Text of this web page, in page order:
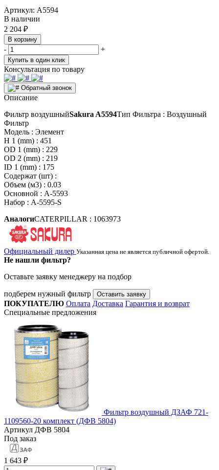
Артикул: A5594
В наличии
2 204 ₽
В корзину
- +
Купить в один клик
Консультация по товару
Обратный звонок
Описание
Фильтр воздушныйSakura A5594Тип Фильтра : Воздушный
Фильтр
Модель : Элемент
H 1 (mm) : 451
OD 1 (mm) : 229
OD 2 (mm) : 219
ID 1 (mm) : 175
Содержат (шт) :
Объем (м3) : 0.03
Основной : A-5593
Набор : A-5595-S
АналогиCATERPILLAR : 1063973
Официальный дилер Указанная цена не является публичной офертой.
Не нашли фильтр?
Оставьте заявку менеджеру на подбор
подберем нужный фильтр Оставить заявку
ПОКУПАТЕЛЮ Оплата Доставка Гарантия и возврат
Специальные предложения
Фильтр воздушный ДЗАФ 721-
1109560-20 комплект (ДФВ 5804)
Артикул ДФВ 5804
Под заказ
1 643 ₽